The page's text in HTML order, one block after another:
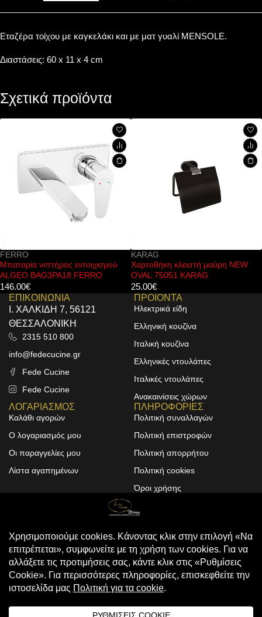
Εταζέρα τοίχου με καγκελάκι και με ματ γυαλί MENSOLE.
Διαστάσεις: 60 x 11 x 4 cm
Σχετικά προϊόντα
FERRO
Μπαταρία νιπτήρος εντοιχισμού
ALGEO BAG3PA18 FERRO
146.00€
KARAG
Χαρτοθήκη κλειστή μαύρη NEW
OVAL 75051 KARAG
25.00€
ΕΠΙΚΟΙΝΩΝΙΑ
Ι. ΧΑΛΚΙΔΗ 7, 56121
ΘΕΣΣΑΛΟΝΙΚΗ
2315 510 800
info@fedecucine.gr
Fede Cucine
Fede Cucine
ΠΡΟΙΟΝΤΑ
Ηλεκτρικά είδη
Ελληνική κουζίνα
Ιταλική κουζίνα
Ελληνικές ντουλάπες
Ιταλικές ντουλάπες
Ανακαινίσεις χώρων
ΛΟΓΑΡΙΑΣΜΟΣ
Καλάθι αγορών
Ο λογαριασμός μου
Οι παραγγελίες μου
Λίστα αγαπημένων
ΠΛΗΡΟΦΟΡΙΕΣ
Πολιτική συναλλαγών
Πολιτική επιστροφών
Πολιτική απορρήτου
Πολιτική cookies
Όροι χρήσης
© 2025 FEDE CUCINE
. All Rights
Reserved
Design & Development by
ALPHA DESIGNERS
Compare (0)